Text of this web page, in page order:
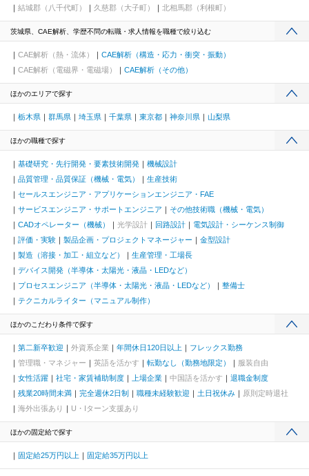
結城郡（八千代町）
久慈郡（大子町） 北相馬郡（利根町）
茨城県、CAE解析、学歴不問の転職・求人情報を職種で絞り込む
CAE解析（熱・流体）
CAE解析（構造・応力・衝突・振動）
CAE解析（電磁界・電磁場）
CAE解析（その他）
ほかのエリアで探す
栃木県 群馬県 埼玉県 千葉県 東京都 神奈川県 山梨県
ほかの職種で探す
基礎研究・先行開発・要素技術開発
機械設計
品質管理・品質保証（機械・電気）
生産技術
セールスエンジニア・アプリケーションエンジニア・FAE
サービスエンジニア・サポートエンジニア
その他技術職（機械・電気）
CADオペレーター（機械）
光学設計 回路設計
電気設計・シーケンス制御
評価・実験
製品企画・プロジェクトマネージャー
金型設計
製造（溶接・加工・組立など）
生産管理・工場長
デバイス開発（半導体・太陽光・液晶・LEDなど）
プロセスエンジニア（半導体・太陽光・液晶・LEDなど）
整備士
テクニカルライター（マニュアル制作）
ほかのこだわり条件で探す
第二新卒歓迎 外資系企業 年間休日120日以上
フレックス勤務
管理職・マネジャー
英語を活かす 転勤なし（勤務地限定）
服装自由
女性活躍
社宅・家賃補助制度 上場企業 中国語を活かす
退職金制度
残業20時間未満
完全週休2日制 職種未経験歓迎 土日祝休み
原則定時退社
海外出張あり
U・Iターン支援あり
ほかの固定給で探す
固定給25万円以上 固定給35万円以上